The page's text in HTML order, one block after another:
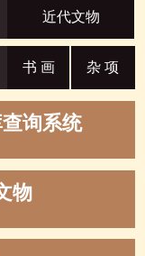
近代文物
书 画 杂 项
询系统
物